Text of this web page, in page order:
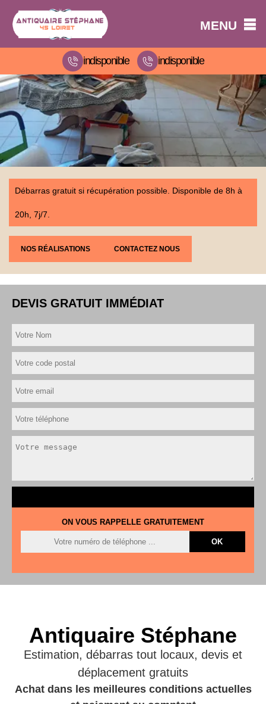
MENU
indisponible indisponible
Débarras gratuit si récupération possible. Disponible de 8h à
20h, 7j/7.
NOS RÉALISATIONS CONTACTEZ NOUS
DEVIS GRATUIT IMMÉDIAT
ON VOUS RAPPELLE GRATUITEMENT
Antiquaire Stéphane
Estimation, débarras tout locaux, devis et
déplacement gratuits
Achat dans les meilleures conditions actuelles